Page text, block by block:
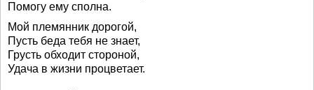
Помогу ему сполна.
Мой племянник дорогой,
Пусть беда тебя не знает,
Грусть обходит стороной,
Удача в жизни процветает.